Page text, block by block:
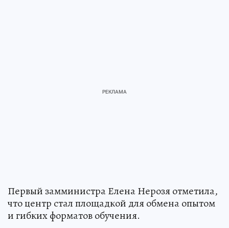
Первый замминистра Елена Нерозя отметила,
что центр стал площадкой для обмена опытом
и гибких форматов обучения.